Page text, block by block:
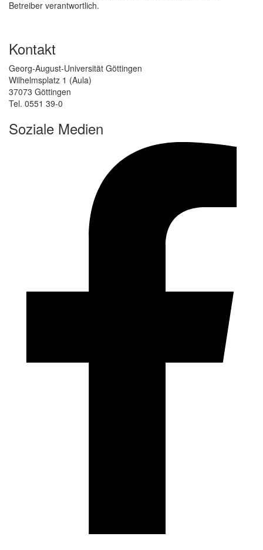
Betreiber verantwortlich.
Kontakt
Georg-August-Universität Göttingen
Wilhelmsplatz 1 (Aula)
37073 Göttingen
Tel. 0551 39-0
Soziale Medien